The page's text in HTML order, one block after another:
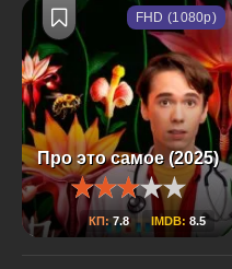
Про это самое (2025)
КП:7.8 IMDB: 8.5
FHD (1080p)